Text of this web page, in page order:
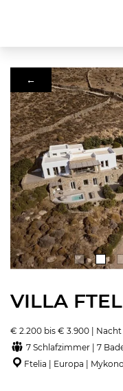
←
VILLA
€ 2.200 bis € 3.900 | Nacht
7 Schlafzimmer | 7
Ftelia | Europa |